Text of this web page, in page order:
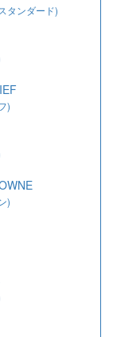
タンダード)
)
)